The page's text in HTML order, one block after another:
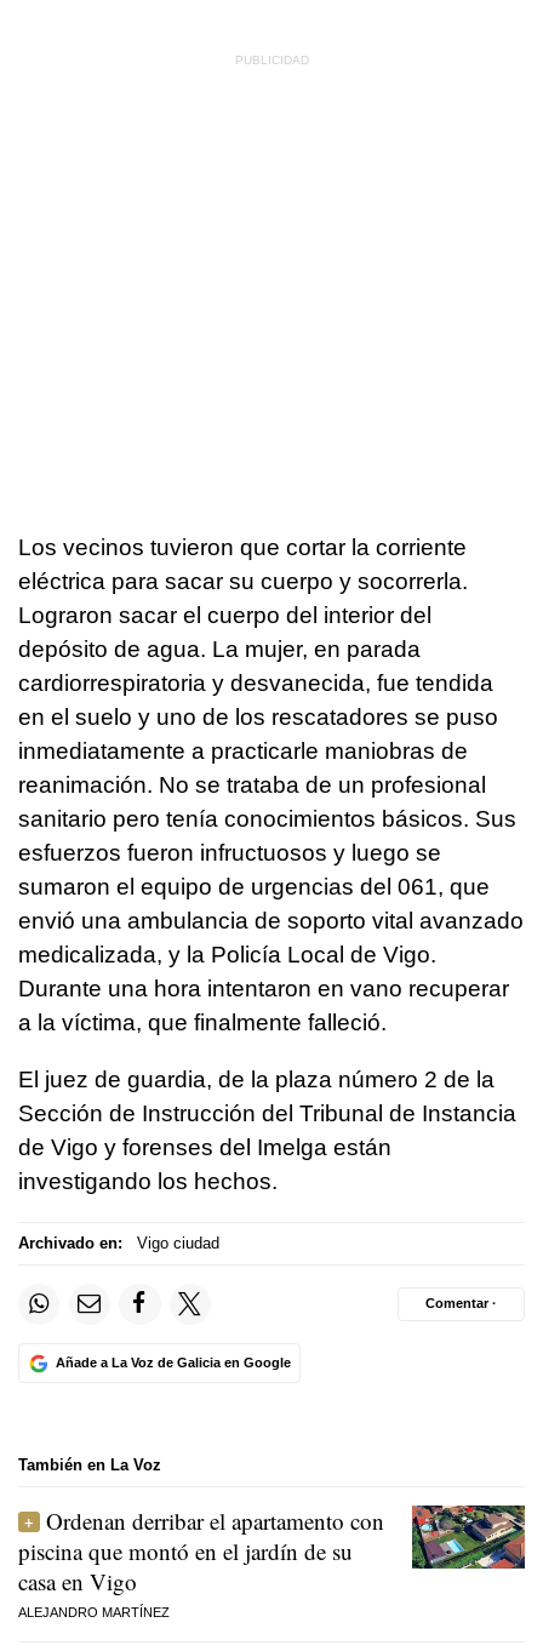
Los vecinos tuvieron que cortar la corriente
eléctrica para sacar su cuerpo y socorrerla.
Lograron sacar el cuerpo del interior del
depósito de agua. La mujer, en parada
cardiorrespiratoria y desvanecida, fue tendida
en el suelo y uno de los rescatadores se puso
inmediatamente a practicarle maniobras de
reanimación. No se trataba de un profesional
sanitario pero tenía conocimientos básicos. Sus
esfuerzos fueron infructuosos y luego se
sumaron el equipo de urgencias del 061, que
envió una ambulancia de soporto vital avanzado
medicalizada, y la Policía Local de Vigo.
Durante una hora intentaron en vano recuperar
a la víctima, que finalmente falleció.
El juez de guardia, de la plaza número 2 de la
Sección de Instrucción del Tribunal de Instancia
de Vigo y forenses del Imelga están
investigando los hechos.
Archivado en: Vigo ciudad
Añade a La Voz de Galicia en Google
Comentar ·
También en La Voz
Ordenan derribar el apartamento con
piscina que montó en el jardín de su
casa en Vigo
ALEJANDRO MARTÍNEZ